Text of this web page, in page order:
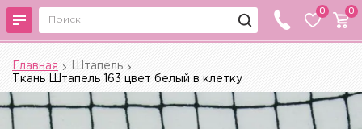
0 0
Главная
Штапель
Ткань Штапель 163 цвет белый в клетку